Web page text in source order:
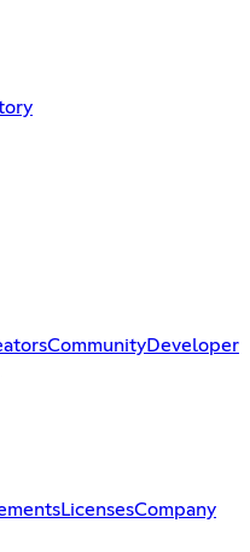
CommunityDeveloper
LicensesCompany